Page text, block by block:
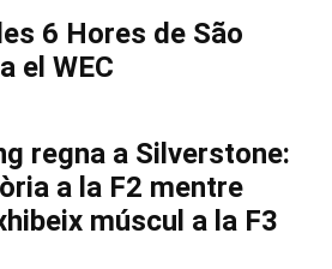
6 Hores de São
el WEC
regna a Silverstone:
a la F2 mentre
múscul a la F3